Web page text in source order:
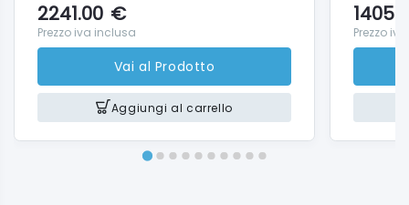
2241.00 €
Prezzo iva inclusa
Vai al Prodotto
Aggiungi al carrello
Prezzo